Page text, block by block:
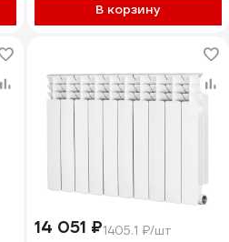
В корзину
14 051 ₽1405.1 ₽/шт